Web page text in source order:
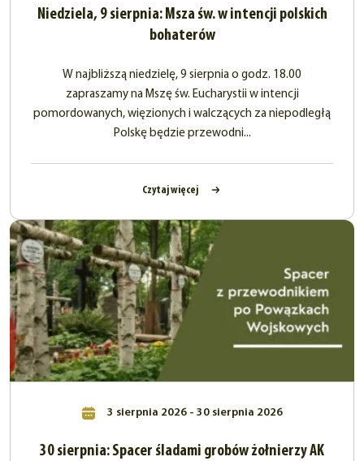
Niedziela, 9 sierpnia: Msza św. w intencji polskich
bohaterów
W najbliższą niedzielę, 9 sierpnia o godz. 18.00
zapraszamy na Mszę św. Eucharystii w intencji
pomordowanych, więzionych i walczących za niepodległą
Polskę będzie przewodni...
Czytaj więcej
3 sierpnia 2026 - 30 sierpnia 2026
30 sierpnia: Spacer śladami grobów żołnierzy AK